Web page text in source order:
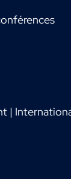
|